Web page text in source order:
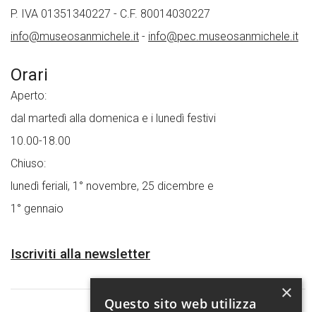
P. IVA 01351340227 - C.F. 80014030227
info@museosanmichele.it - info@pec.museosanmichele.it
Orari
Aperto:
dal martedì alla domenica e i lunedì festivi
10.00-18.00
Chiuso:
lunedì feriali, 1° novembre, 25 dicembre e
1° gennaio
Iscriviti alla newsletter
×
Questo sito web utilizza